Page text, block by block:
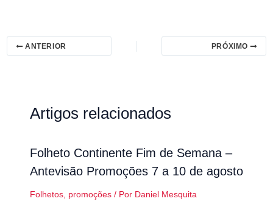
ANTERIOR PRÓXIMO
Artigos relacionados
Folheto Continente Fim de Semana –
Antevisão Promoções 7 a 10 de agosto
Folhetos, promoções/ Por Daniel Mesquita